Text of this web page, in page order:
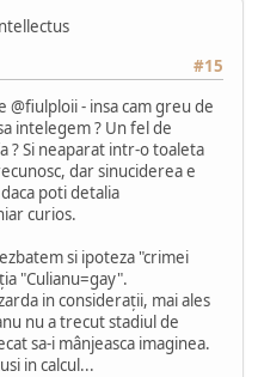
#15
@fiulploii - insa cam greu de
intelegem ? Un fel de
? Si neaparat intr-o toaleta
dar sinuciderea e
poti detalia
curios.
si ipoteza "crimei
"Culianu=gay".
in considerații, mai ales
nu a trecut stadiul de
sa-i mânjeasca imaginea.
in calcul...